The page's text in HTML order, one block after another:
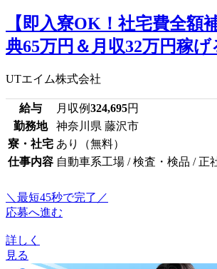
【即入寮OK！社宅費全額
典65万円＆月収32万円稼
UTエイム株式会社
給与 月収例324,695円
勤務地
神奈川県 藤沢市
寮・社宅 あり（無料）
仕事内容 自動車系工場 / 検査・検品 / 正
＼最短45秒で完了／
応募へ進む
詳しく
見る